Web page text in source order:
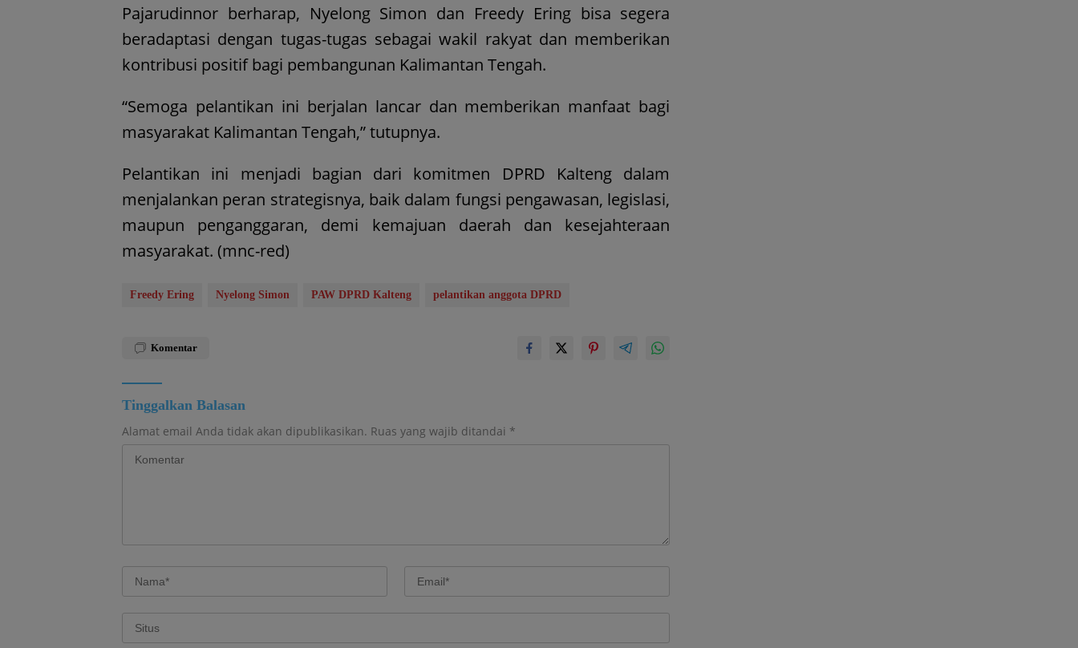
Pajarudinnor berharap, Nyelong Simon dan Freedy Ering bisa segera
beradaptasi dengan tugas-tugas sebagai wakil rakyat dan memberikan
kontribusi positif bagi pembangunan Kalimantan Tengah.
“Semoga pelantikan ini berjalan lancar dan memberikan manfaat bagi
masyarakat Kalimantan Tengah,” tutupnya.
Pelantikan ini menjadi bagian dari komitmen DPRD Kalteng dalam
menjalankan peran strategisnya, baik dalam fungsi pengawasan, legislasi,
maupun penganggaran, demi kemajuan daerah dan kesejahteraan
masyarakat. (mnc-red)
Freedy Ering Nyelong Simon PAW DPRD Kalteng pelantikan anggota DPRD
Komentar
Tinggalkan Balasan
Alamat email Anda tidak akan dipublikasikan. Ruas yang wajib ditandai *